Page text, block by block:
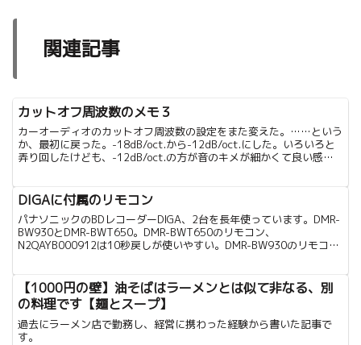
関連記事
カットオフ周波数のメモ３
カーオーディオのカットオフ周波数の設定をまた変えた。……という
か、最初に戻った。-18dB/oct.から-12dB/oct.にした。いろいろと
弄り回したけども、-12dB/oct.の方が音のキメが細かくて良い感じ
DIGAに付属のリモコン
パナソニックのBDレコーダーDIGA、2台を長年使っています。DMR-
BW930とDMR-BWT650。DMR-BWT650のリモコン、
N2QAYB000912は10秒戻しが使いやすい。DMR-BW930のリモコ
【1000円の壁】油そばはラーメンとは似て非なる、別
の料理です【麺とスープ】
過去にラーメン店で勤務し、経営に携わった経験から書いた記事で
す。